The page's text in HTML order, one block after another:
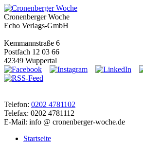
Cronenberger Woche
Echo Verlags-GmbH
Kemmannstraße 6
Postfach 12 03 66
42349 Wuppertal
Telefon: 0202 4781102
Telefax: 0202 4781112
E-Mail: info @ cronenberger-woche.de
Startseite